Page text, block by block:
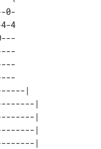
0-
4
|
|
|
|
|